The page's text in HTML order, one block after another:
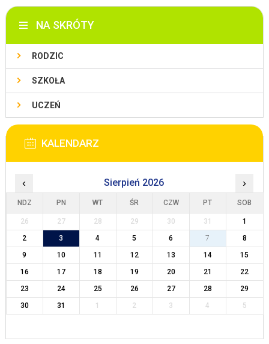
NA SKRÓTY
RODZIC
SZKOŁA
UCZEŃ
KALENDARZ
‹ Sierpień 2026 ›
NDZ PN WT ŚR CZW PT SOB
26 27 28 29 30 31
1
2
3 4 5 6 7
8
9
10 11 12 13 14
15
16
17 18 19 20 21
22
23
24 25 26 27 28
29
30
31 1 2 3 4 5